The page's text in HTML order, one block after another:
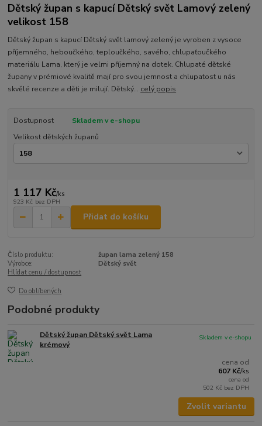
Dětský župan s kapucí Dětský svět Lamový zelený
velikost 158
Dětský župan s kapucí Dětský svět lamový zelený je vyroben z vysoce
příjemného, heboučkého, teploučkého, savého, chlupaťoučkého
materiálu Lama, který je velmi příjemný na dotek. Chlupaté dětské
župany v prémiové kvalitě mají pro svou jemnost a chlupatost u nás
skvělé recenze a děti je milují. Dětský... celý popis
Dostupnost
Skladem v e-shopu
Velikost dětských županů
1 117 Kč/ks
923 Kč bez DPH
Přidat do košíku
Číslo produktu:
župan lama zelený 158
Výrobce:
Dětský svět
Hlídat cenu / dostupnost
Do oblíbených
Podobné produkty
Dětský župan Dětský svět Lama
krémový
cena od
607 Kč/ks
cena od
502 Kč bez DPH
Skladem v e-shopu
Zvolit variantu